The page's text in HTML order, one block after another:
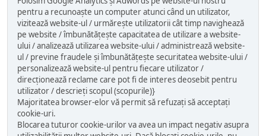
pentru a recunoaște un computer atunci când un utilizator,
vizitează website-ul / urmărește utilizatorii cât timp navighează
pe website / îmbunătățește capacitatea de utilizare a website-
ului / analizează utilizarea website-ului / administrează website-
ul / previne fraudele și îmbunătățește securitatea website-ului /
personalizează website-ul pentru fiecare utilizator /
direcționează reclame care pot fi de interes deosebit pentru
utilizator / descrieți scopul (scopurile)}
Majoritatea browser-elor vă permit să refuzați să acceptați
cookie-uri.
Blocarea tuturor cookie-urilor va avea un impact negativ asupra